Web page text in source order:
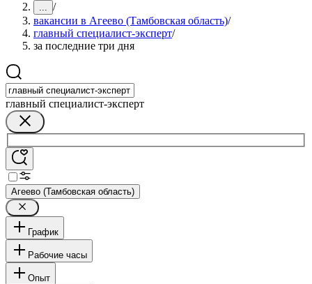
... /
вакансии в Агеево (Тамбовская область)/
главный специалист-эксперт/
за последние три дня
главный специалист-эксперт
Агеево (Тамбовская область)
График
Рабочие часы
Опыт